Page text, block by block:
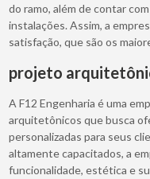
do ramo, além de contar
instalações. Assim, a
satisfação, que são os
projeto
A F12 Engenharia é uma
arquitetônicos que busca
personalizadas para seus
altamente capacitados, a
funcionalidade, estética e